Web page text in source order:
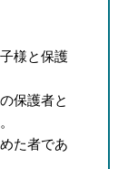
様と保護
保護者と
た者であ